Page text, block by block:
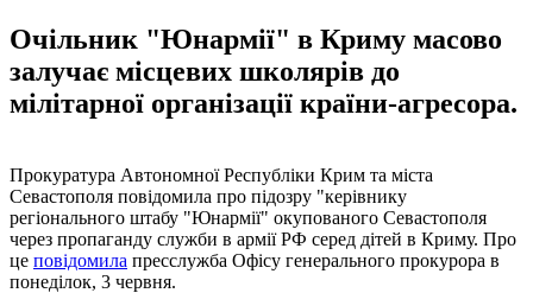
Очільник "Юнармії" в Криму масово
залучає місцевих школярів до
мілітарної організації країни-агресора.
Прокуратура Автономної Республіки Крим та міста
Севастополя повідомила про підозру "керівнику
регіонального штабу "Юнармії" окупованого Севастополя
через пропаганду служби в армії РФ серед дітей в Криму. Про
це повідомила пресслужба Офісу генерального прокурора в
понеділок, 3 червня.